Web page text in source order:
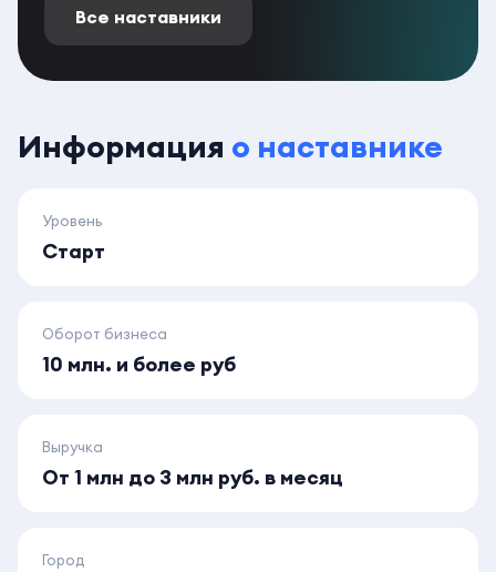
Все наставники
Информация о наставнике
Уровень
Старт
Оборот бизнеса
10 млн. и более руб
Выручка
От 1 млн до 3 млн руб. в месяц
Город